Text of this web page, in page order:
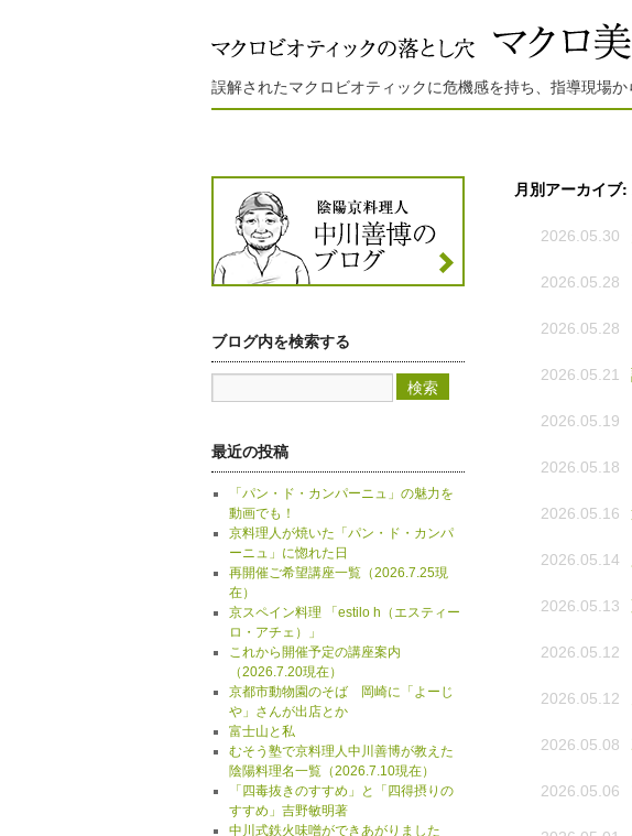
誤解されたマクロビオティックに危機感を持ち、指導現場か
月別アーカイブ:
2026.05.30
2026.05.28
2026.05.28
2026.05.21
2026.05.19
2026.05.18
2026.05.16
2026.05.14
2026.05.13
2026.05.12
2026.05.12
2026.05.08
2026.05.06
ブログ内を検索する
最近の投稿
「パン・ド・カンパーニュ」の魅力を
動画でも！
京料理人が焼いた「パン・ド・カンパ
ーニュ」に惚れた日
再開催ご希望講座一覧（2026.7.25現
在）
京スペイン料理 「estilo h（エスティー
ロ・アチェ）」
これから開催予定の講座案内
（2026.7.20現在）
京都市動物園のそば 岡崎に「よーじ
や」さんが出店とか
富士山と私
むそう塾で京料理人中川善博が教えた
陰陽料理名一覧（2026.7.10現在）
「四毒抜きのすすめ」と「四得摂りの
すすめ」吉野敏明著
中川式鉄火味噌ができあがりました